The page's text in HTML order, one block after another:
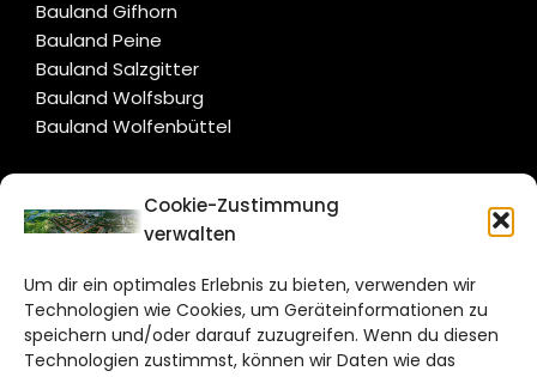
Cookie-Zustimmung
verwalten
Um dir ein optimales Erlebnis zu bieten, verwenden wir
Technologien wie Cookies, um Geräteinformationen zu
speichern und/oder darauf zuzugreifen. Wenn du diesen
Technologien zustimmst, können wir Daten wie das
Bauland Gifhorn
Bauland Peine
Bauland Salzgitter
Bauland Wolfsburg
Bauland Wolfenbüttel
CITYLIFE!
Bruchtorwall 12
38100 Braunschweig
Telefon: 0531 387220 – 65